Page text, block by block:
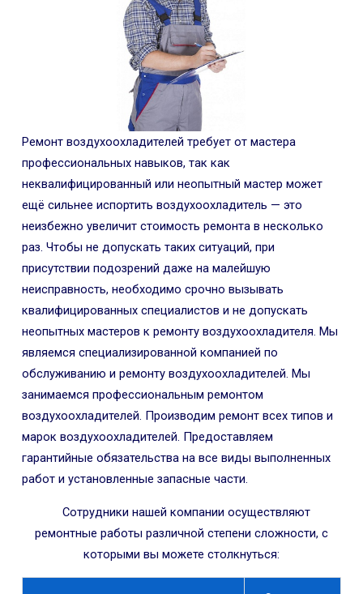
Ремонт воздухоохладителей требует от мастера
профессиональных навыков, так как
неквалифицированный или неопытный мастер может
ещё сильнее испортить воздухоохладитель — это
неизбежно увеличит стоимость ремонта в несколько
раз. Чтобы не допускать таких ситуаций, при
присутствии подозрений даже на малейшую
неисправность, необходимо срочно вызывать
квалифицированных специалистов и не допускать
неопытных мастеров к ремонту воздухоохладителя. Мы
являемся специализированной компанией по
обслуживанию и ремонту воздухоохладителей. Мы
занимаемся профессиональным ремонтом
воздухоохладителей. Производим ремонт всех типов и
марок воздухоохладителей. Предоставляем
гарантийные обязательства на все виды выполненных
работ и установленные запасные части.
Сотрудники нашей компании осуществляют
ремонтные работы различной степени сложности, с
которыми вы можете столкнуться: